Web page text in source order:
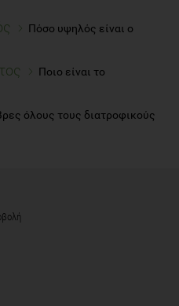
Πόσο υψηλός είναι ο
Ποιο είναι το
όλους τους διατροφικούς